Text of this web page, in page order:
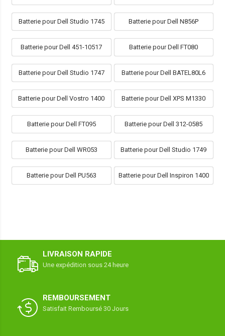
Batterie pour Dell Studio 1745 Batterie pour Dell N856P
Batterie pour Dell 451-10517 Batterie pour Dell FT080
Batterie pour Dell Studio 1747 Batterie pour Dell BATEL80L6
Batterie pour Dell Vostro 1400 Batterie pour Dell XPS M1330
Batterie pour Dell FT095 Batterie pour Dell 312-0585
Batterie pour Dell WR053 Batterie pour Dell Studio 1749
Batterie pour Dell PU563 Batterie pour Dell Inspiron 1400
LIVRAISON RAPIDE
Une expédition sous 24 heure
REMBOURSEMENT
Satisfait Remboursé 30 Jours